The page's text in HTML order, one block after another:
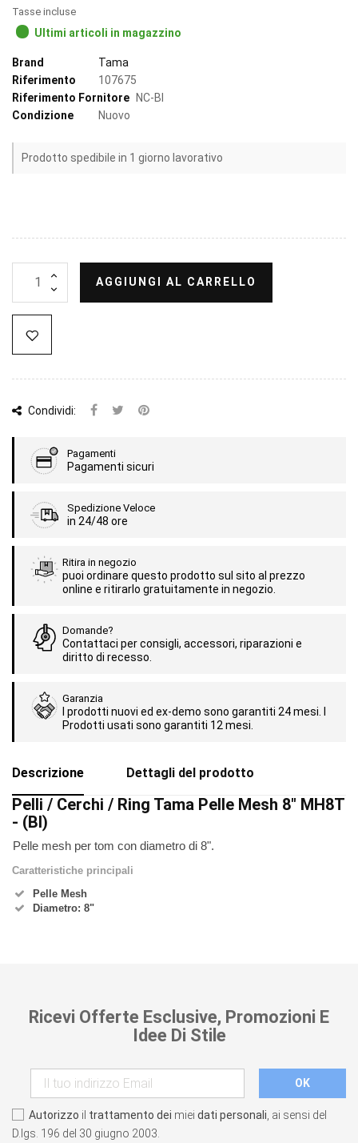
Tasse incluse
Ultimi articoli in magazzino
Brand
Tama
Riferimento
107675
Riferimento Fornitore NC-BI
Condizione
Nuovo
Prodotto spedibile in 1 giorno lavorativo
AGGIUNGI AL CARRELLO
Condividi:
Pagamenti
Pagamenti sicuri
Spedizione Veloce
in 24/48 ore
Ritira in negozio
puoi ordinare questo prodotto sul sito al prezzo
online e ritirarlo gratuitamente in negozio.
Domande?
Contattaci per consigli, accessori, riparazioni e
diritto di recesso.
Garanzia
I prodotti nuovi ed ex-demo sono garantiti 24 mesi. I
Prodotti usati sono garantiti 12 mesi.
Descrizione Dettagli del prodotto
Pelli / Cerchi / Ring Tama Pelle Mesh 8″ MH8T
- (BI)
Pelle mesh per tom con diametro di 8".
Caratteristiche principali
Pelle Mesh
Diametro: 8"
Ricevi Offerte Esclusive, Promozioni E
Idee Di Stile
Autorizzo il trattamento dei miei dati personali , ai sensi del
D.lgs. 196 del 30 giugno 2003.